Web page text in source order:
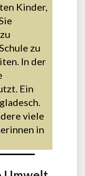
Kinder,
zu
In der
Ein
viele
in